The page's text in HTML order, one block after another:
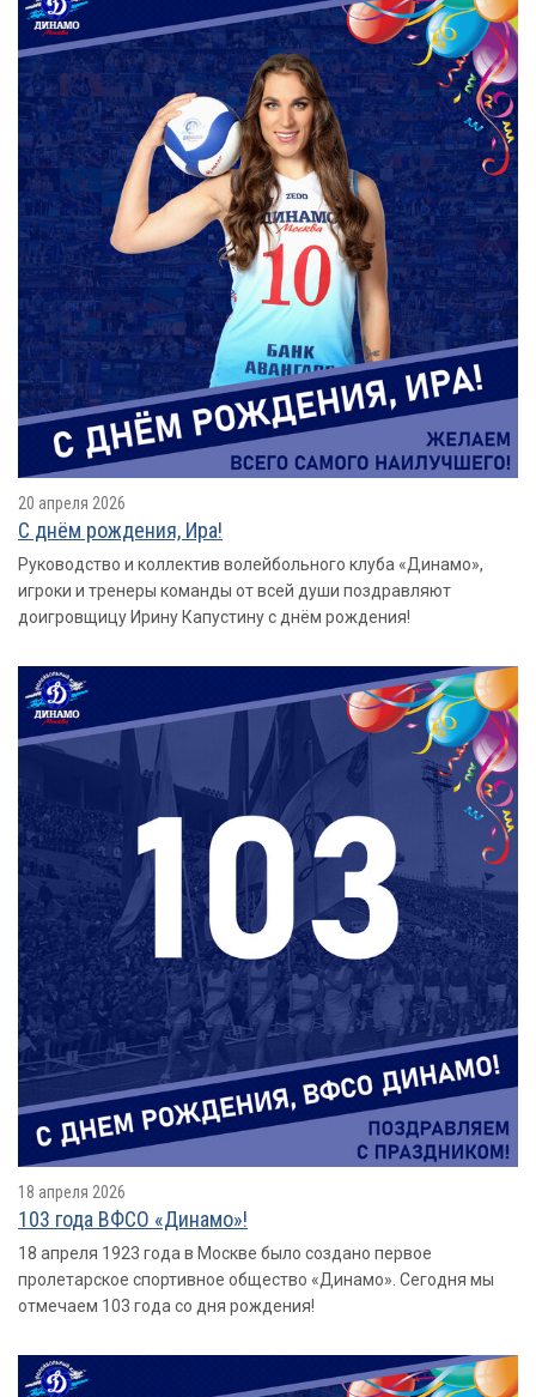
20 апреля 2026
С днём рождения, Ира!
Руководство и коллектив волейбольного клуба «Динамо»,
игроки и тренеры команды от всей души поздравляют
доигровщицу Ирину Капустину с днём рождения!
18 апреля 2026
103 года ВФСО «Динамо»!
18 апреля 1923 года в Москве было создано первое
пролетарское спортивное общество «Динамо». Сегодня мы
отмечаем 103 года со дня рождения!